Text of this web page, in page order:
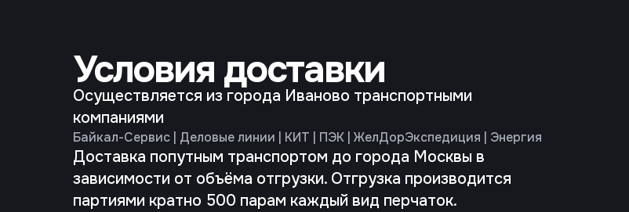
Условия доставки
Осуществляется из города Иваново транспортными
компаниями
Байкал-Сервис | Деловые линии | КИТ | ПЭК | ЖелДорЭкспедиция | Энергия
Доставка попутным транспортом до города Москвы в
зависимости от объёма отгрузки. Отгрузка производится
партиями кратно 500 парам каждый вид перчаток.